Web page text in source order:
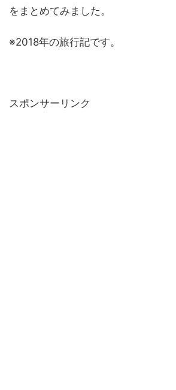
をまとめてみました。
※2018年の旅行記です。
スポンサーリンク